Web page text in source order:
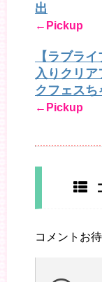
出
←Pickup
【ラブラ
入りクリ
クフェスち
←Pickup
コメントお